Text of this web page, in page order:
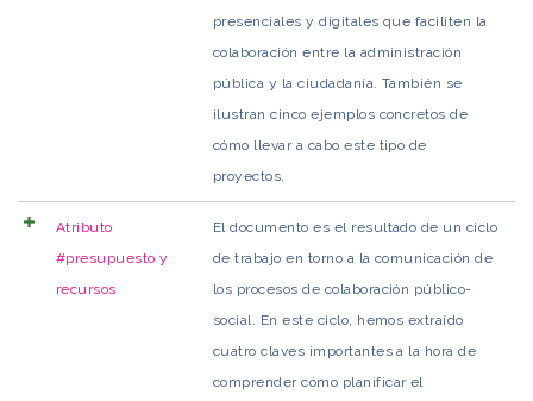
presenciales y digitales que faciliten la
colaboración entre la administración
pública y la ciudadanía. También se
ilustran cinco ejemplos concretos de
cómo llevar a cabo este tipo de
proyectos.
Atributo
#presupuesto y
recursos
El documento es el resultado de un ciclo
de trabajo en torno a la comunicación de
los procesos de colaboración público-
social. En este ciclo, hemos extraído
cuatro claves importantes a la hora de
comprender cómo planificar el